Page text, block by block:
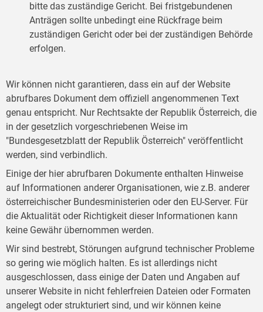
bitte das zuständige Gericht. Bei fristgebundenen
Anträgen sollte unbedingt eine Rückfrage beim
zuständigen Gericht oder bei der zuständigen Behörde
erfolgen.
Wir können nicht garantieren, dass ein auf der Website
abrufbares Dokument dem offiziell angenommenen Text
genau entspricht. Nur Rechtsakte der Republik Österreich, die
in der gesetzlich vorgeschriebenen Weise im
"Bundesgesetzblatt der Republik Österreich" veröffentlicht
werden, sind verbindlich.
Einige der hier abrufbaren Dokumente enthalten Hinweise
auf Informationen anderer Organisationen, wie z.B. anderer
österreichischer Bundesministerien oder den EU-Server. Für
die Aktualität oder Richtigkeit dieser Informationen kann
keine Gewähr übernommen werden.
Wir sind bestrebt, Störungen aufgrund technischer Probleme
so gering wie möglich halten. Es ist allerdings nicht
ausgeschlossen, dass einige der Daten und Angaben auf
unserer Website in nicht fehlerfreien Dateien oder Formaten
angelegt oder strukturiert sind, und wir können keine